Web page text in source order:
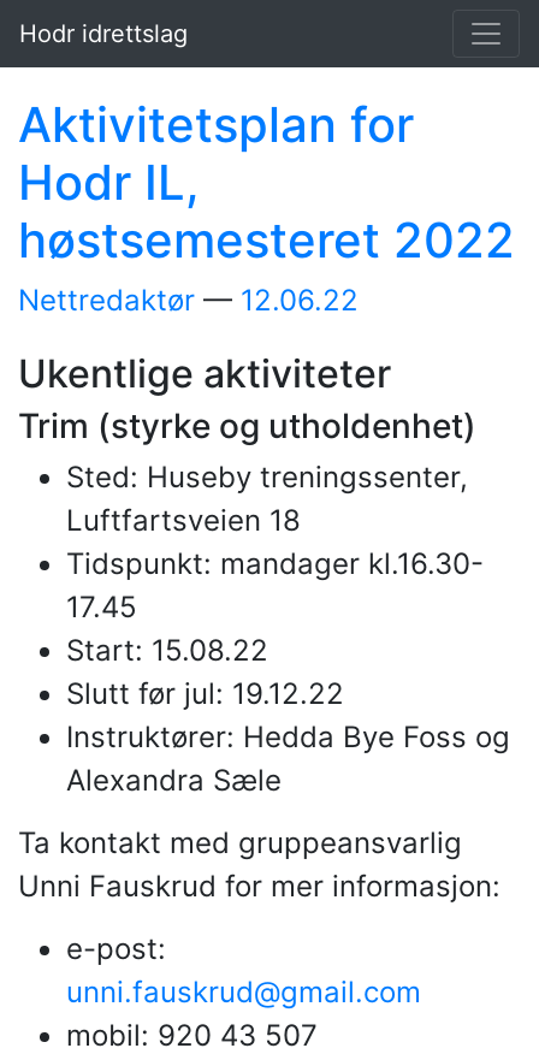
Hopp til hovedinnholdet
Hodr idrettslag
Aktivitetsplan for
Hodr IL,
høstsemesteret 2022
Nettredaktør 12.06.22
Ukentlige aktiviteter
Trim (styrke og utholdenhet)
Sted: Huseby treningssenter,
Luftfartsveien 18
Tidspunkt: mandager kl.16.30-
17.45
Start: 15.08.22
Slutt før jul: 19.12.22
Instruktører: Hedda Bye Foss og
Alexandra Sæle
Ta kontakt med gruppeansvarlig
Unni Fauskrud for mer informasjon:
e-post:
unni.fauskrud@gmail.com
mobil: 920 43 507